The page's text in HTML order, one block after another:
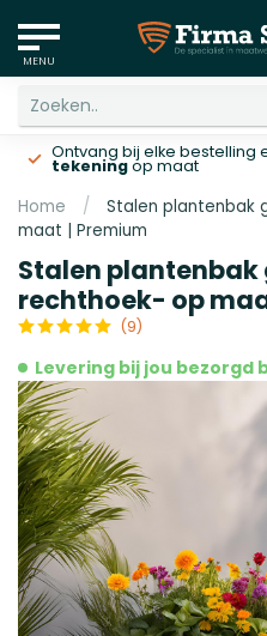
MENU
Ontvang bij elke bestelling
tekeningop maat
Home /
Stalen plantenbak
maat | Premium
Stalen
rechthoek- op
(9)
Levering bij jou bezorgd